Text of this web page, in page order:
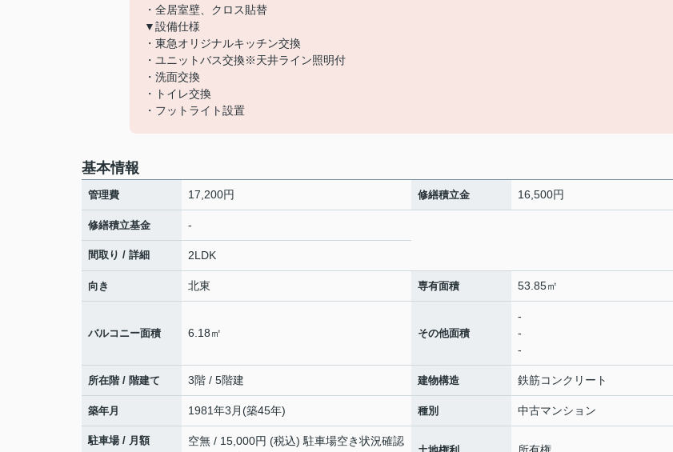
・全居室壁、クロス貼替
▼設備仕様
・東急オリジナルキッチン交換
・ユニットバス交換※天井ライン照明付
・洗面交換
・トイレ交換
・フットライト設置
基本情報
管理費 17,200円 修繕積立金 16,500円
修繕積立基金 -
間取り / 詳細 2LDK
向き 北東 専有面積 53.85㎡
バルコニー面積 6.18㎡ その他面積
-
-
-
所在階 / 階建て 3階 / 5階建 建物構造 鉄筋コンクリート
築年月 1981年3月(築45年) 種別 中古マンション
駐車場 / 月額
空無 / 15,000円 (税込) 駐車場空き状況確認
土地権利 所有権